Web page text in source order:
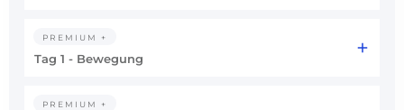
PREMIUM +
Tag 1 - Bewegung
PREMIUM +